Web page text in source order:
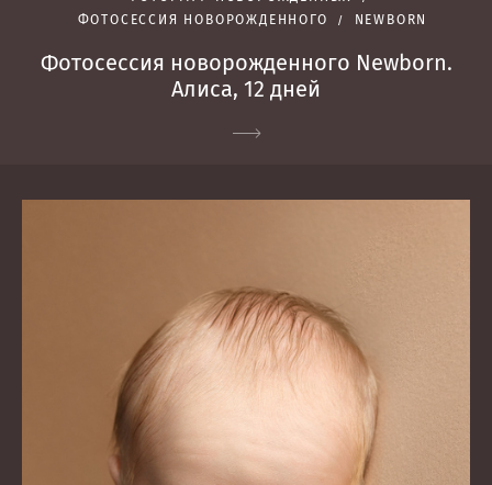
ФОТОСЕССИЯ НОВОРОЖДЕННОГО
NEWBORN
Фотосессия новорожденного Newborn.
Алиса, 12 дней